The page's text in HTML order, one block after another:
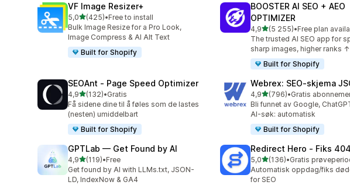
VF Image Resizer+
5,0av 5 stjerner
(425)
Totalt 425 omtaler
•Free to install
Bulk Image Resize for a Pro Look,
Image Compress & AI Alt Text
Built for Shopify
BOOSTER AI SEO + AEO
OPTIMIZER
4,9av 5 stjerner
(5 255)
Totalt 5255 omtaler
•Free plan
The trusted AI SEO app for
sharp images, higher ranks ↑
Built for Shopify
SEOAnt ‑ Page Speed Optimizer
4,9av 5 stjerner
(132)
Totalt 132 omtaler
•Gratis
Få sidene dine til å føles som de lastes
(nesten) umiddelbart
Built for Shopify
Webrex: SEO‑skjema
4,9av 5 stjerner
(796)
Totalt 796 omtaler
•
Bli funnet av Google,
AI-søk: automatisk
Built for Shopify
GPTLab — Get Found by AI
4,9av 5 stjerner
(119)
Totalt 119 omtaler
•Free
Get found by AI with LLMs.txt, JSON-
LD, IndexNow & GA4
Redirect Hero ‑ Fiks 404
5,0av 5 stjerner
(136)
Totalt 136 omtaler
•
Automatisk oppdag/fiks
for SEO